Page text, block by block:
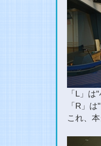
「L」
「R」
これ、